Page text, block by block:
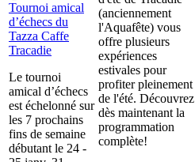
Tournoi amical
d’échecs du
Tazza Caffe
Tracadie
Le tournoi
amical d’échecs
est échelonné sur
les 7 prochains
fins de semaine
débutant le 24 -
(anciennement
l'Aquafête) vous
offre plusieurs
expériences
estivales pour
profiter pleinement
de l'été. Découvrez
dès maintenant la
programmation
complète!